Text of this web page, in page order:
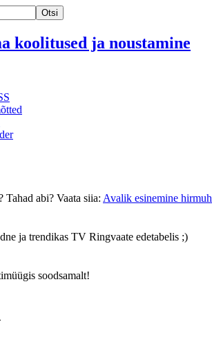
koolitused ja noustamine
Tahad abi? Vaata siia: Avalik esinemine
ja trendikas TV Ringvaate edetabelis ;)
soodsamalt!